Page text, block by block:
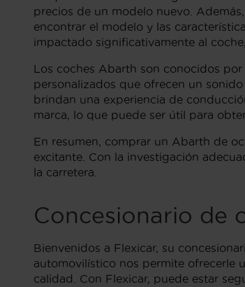
precios de un modelo nuevo.
encontrar el modelo y las
impactado significativamente al
Los coches Abarth son conocidos
personalizados que ofrecen un
brindan una experiencia de
marca, lo que puede ser útil para
En resumen, comprar un Abarth de
excitante. Con la investigación
la carretera.
Concesionario de
Bienvenidos a Flexicar, su
automovilístico nos permite ofrecerle
calidad. Con Flexicar, puede estar